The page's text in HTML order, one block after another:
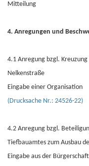
Mitteilung
4. Anregungen und
4.1 Anregung bzgl.
Nelkenstraße
Eingabe einer Organisation
(Drucksache Nr.: 24526-22)
4.2 Anregung bzgl.
Tiefbauamtes zum Ausbau
Eingabe aus der Bürgerschaft